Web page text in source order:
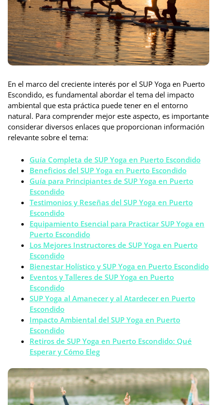
En el marco del creciente interés por el SUP Yoga en Puerto
Escondido, es fundamental abordar el tema del impacto
ambiental que esta práctica puede tener en el entorno
natural. Para comprender mejor este aspecto, es importante
considerar diversos enlaces que proporcionan información
relevante sobre el tema:
Guía Completa de SUP Yoga en Puerto Escondido
Beneficios del SUP Yoga en Puerto Escondido
Guía para Principiantes de SUP Yoga en Puerto
Escondido
Testimonios y Reseñas del SUP Yoga en Puerto
Escondido
Equipamiento Esencial para Practicar SUP Yoga en
Puerto Escondido
Los Mejores Instructores de SUP Yoga en Puerto
Escondido
Bienestar Holístico y SUP Yoga en Puerto Escondido
Eventos y Talleres de SUP Yoga en Puerto
Escondido
SUP Yoga al Amanecer y al Atardecer en Puerto
Escondido
Impacto Ambiental del SUP Yoga en Puerto
Escondido
Retiros de SUP Yoga en Puerto Escondido: Qué
Esperar y Cómo Eleg